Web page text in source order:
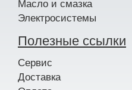
Электросистемы
Полезные ссылки
Сервис
Доставка